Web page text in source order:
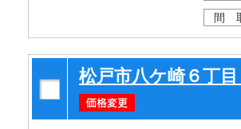
間
松戸市八ケ崎６丁